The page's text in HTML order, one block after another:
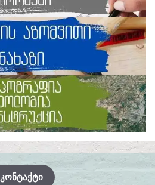
ᲙᲝᲜᲢᲐᲥᲢᲘ